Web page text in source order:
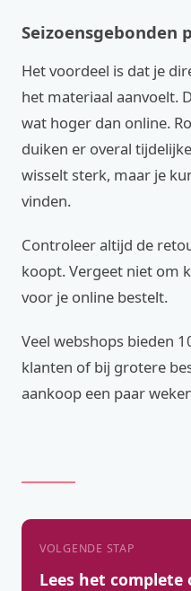
Seizoensgebonden
Het voordeel is dat je
het materiaal aanvoelt.
wat hoger dan online.
duiken er overal
wisselt sterk, maar je
vinden.
Controleer altijd de
koopt. Vergeet niet om
voor je online bestelt.
Veel webshops bieden
klanten of bij grotere
aankoop een paar
VOLGENDE STAP
Lees het complete